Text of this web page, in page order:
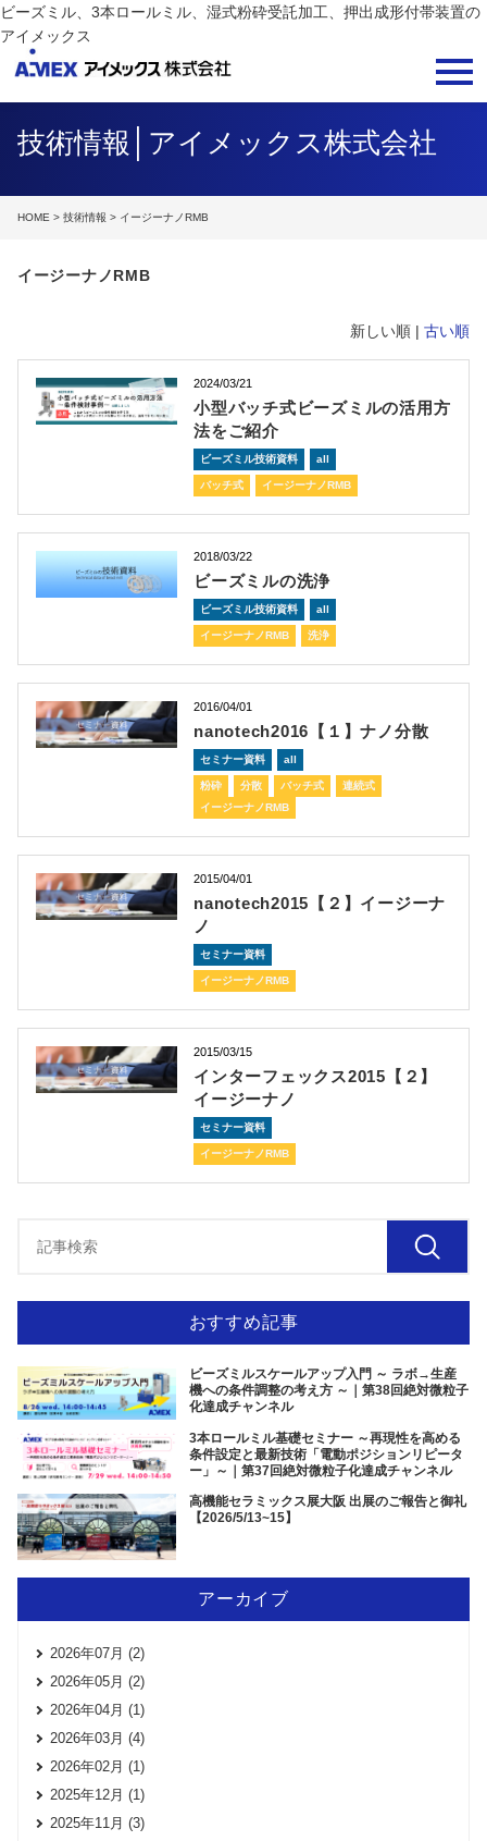
ビーズミル、3本ロールミル、湿式粉砕受託加工、押出成形付帯装置の
アイメックス
技術情報│アイメックス株式会社
HOME > 技術情報 > イージーナノRMB
イージーナノRMB
新しい順 | 古い順
2024/03/21
小型バッチ式ビーズミルの活用方
法をご紹介
ビーズミル技術資料 all
バッチ式 イージーナノRMB
2018/03/22
ビーズミルの洗浄
ビーズミル技術資料 all
イージーナノRMB 洗浄
2016/04/01
nanotech2016【１】ナノ分散
セミナー資料 all
粉砕 分散 バッチ式
連続式
イージーナノRMB
2015/04/01
nanotech2015【２】イージーナ
ノ
セミナー資料
イージーナノRMB
2015/03/15
インターフェックス2015【２】
イージーナノ
セミナー資料
イージーナノRMB
おすすめ記事
ビーズミルスケールアップ入門 ～ ラボ→生産
機への条件調整の考え方 ～｜第38回絶対微粒子
化達成チャンネル
3本ロールミル基礎セミナー ～再現性を高める
条件設定と最新技術「電動ポジションリピータ
ー」～｜第37回絶対微粒子化達成チャンネル
高機能セラミックス展大阪 出展のご報告と御礼
【2026/5/13~15】
アーカイブ
2026年07月 (2)
2026年05月 (2)
2026年04月 (1)
2026年03月 (4)
2026年02月 (1)
2025年12月 (1)
2025年11月 (3)